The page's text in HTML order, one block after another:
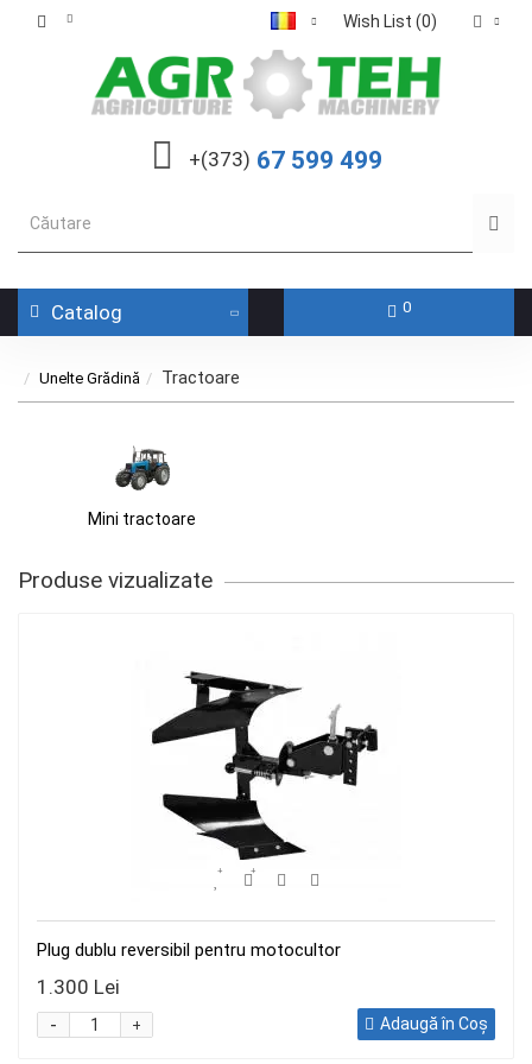
Wish List (0)
+(373) 67 599 499
Catalog 0
Unelte Grădină Tractoare
Mini tractoare
Produse vizualizate
Plug dublu reversibil pentru motocultor
1.300 Lei
+
- Adaugă în Coş